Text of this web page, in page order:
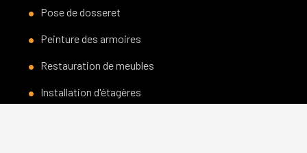
Pose de dosseret
Peinture des armoires
Restauration de meubles
Installation d'étagères